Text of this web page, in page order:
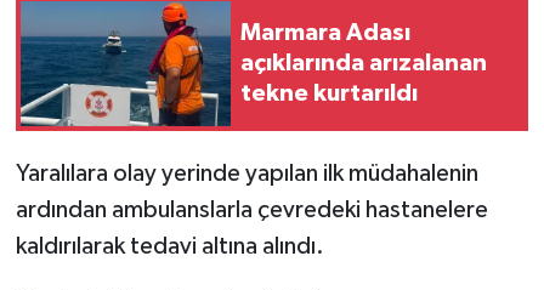
Marmara Adası
açıklarında arızalanan
tekne kurtarıldı
Yaralılara olay yerinde yapılan ilk müdahalenin
ardından ambulanslarla çevredeki hastanelere
kaldırılarak tedavi altına alındı.